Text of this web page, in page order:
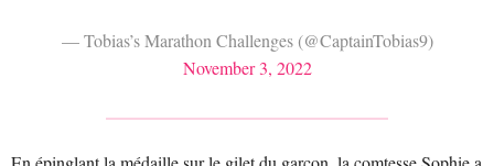
— Tobias’s Marathon Challenges (@CaptainTobias9)
November 3, 2022